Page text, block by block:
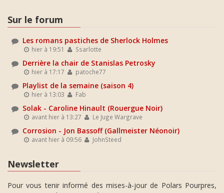
Sur le forum
Les romans pastiches de Sherlock Holmes
hier à 19:51 Ssarlotte
Derrière la chair de Stanislas Petrosky
hier à 17:17 patoche77
Playlist de la semaine (saison 4)
hier à 13:03 Fab
Solak - Caroline Hinault (Rouergue Noir)
avant hier à 13:27 Le Juge Wargrave
Corrosion - Jon Bassoff (Gallmeister Néonoir)
avant hier à 09:56 JohnSteed
Newsletter
Pour vous tenir informé des mises-à-jour de Polars Pourpres,